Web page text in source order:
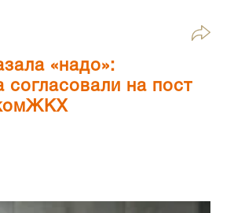
«надо»:
согласовали на пост